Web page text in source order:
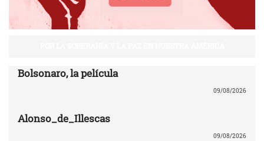
Bolsonaro, la película
09/08/2026
Alonso_de_Illescas
09/08/2026